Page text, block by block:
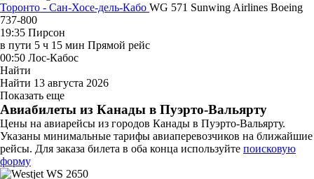
Торонто - Сан-Хосе-дель-Кабо WG 571 Sunwing Airlines Boeing
737-800
19:35 Пирсон
в пути 5 ч 15 мин Прямой рейс
00:50 Лос-Кабос
Найти
Найти 13 августа 2026
Показать еще
Авиабилеты из Канады в Пуэрто-Вальярту
Цены на авиарейсы из городов Канады в Пуэрто-Вальярту.
Указаны минимальные тарифы авиаперевозчиков на ближайшие
рейсы. Для заказа билета в оба конца используйте поисковую
форму